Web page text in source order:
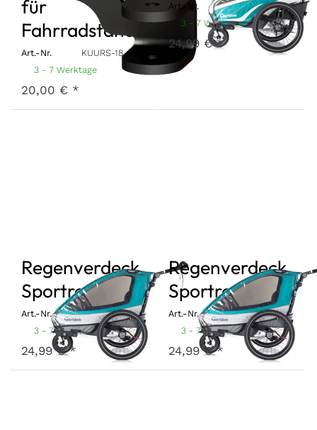
für
Fahrradständer
Art.-Nr.
KUURS-18
3 - 7 Werktage
20,00 € *
Art.-Nr.
RSKG1-19
3 - 7 Werktage
24,99 € *
Regenverdeck
Sportrex1 2019
Art.-Nr.
RSSR1-19
3 - 7 Werktage
24,99 € *
Regenverdeck
Sportrex2 2019
Art.-Nr.
RSSR2-19
3 - 7 Werktage
24,99 € *